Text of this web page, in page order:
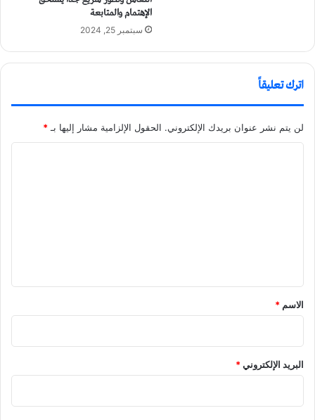
الإهتمام والمتابعة
سبتمبر 25, 2024
اترك تعليقاً
لن يتم نشر عنوان بريدك الإلكتروني. الحقول الإلزامية مشار إليها بـ *
الاسم *
البريد الإلكتروني*